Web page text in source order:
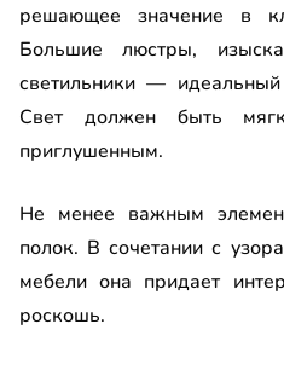
решающее значение в
Большие люстры,
светильники —
Свет должен быть
приглушенным.
Не менее важным
полок. В сочетании с
мебели она придает
роскошь.